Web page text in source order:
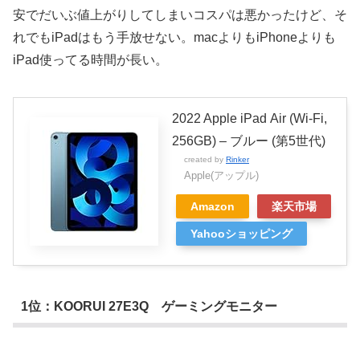
安でだいぶ値上がりしてしまいコスパは悪かったけど、そ
れでもiPadはもう手放せない。macよりもiPhoneよりも
iPad使ってる時間が長い。
2022 Apple iPad Air (Wi-Fi,
256GB) – ブルー (第5世代)
created by Rinker
Apple(アップル)
Amazon 楽天市場
Yahooショッピング
1位：KOORUI 27E3Q ゲーミングモニター